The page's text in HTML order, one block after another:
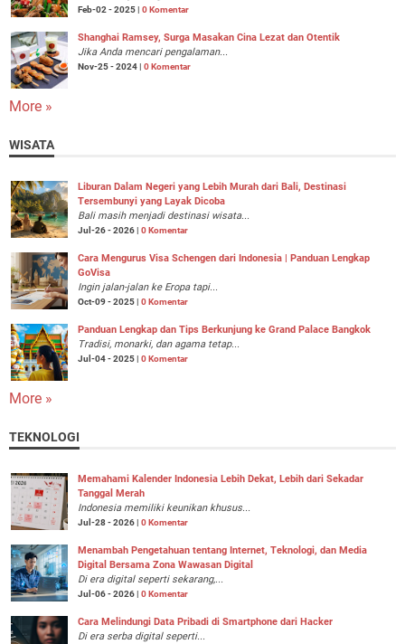
Feb-02 - 2025 | 0 Komentar
Shanghai Ramsey, Surga Masakan Cina Lezat dan Otentik
Jika Anda mencari pengalaman...
Nov-25 - 2024 | 0 Komentar
More »
WISATA
Liburan Dalam Negeri yang Lebih Murah dari Bali, Destinasi
Tersembunyi yang Layak Dicoba
Bali masih menjadi destinasi wisata...
Jul-26 - 2026 | 0 Komentar
Cara Mengurus Visa Schengen dari Indonesia | Panduan Lengkap
GoVisa
Ingin jalan-jalan ke Eropa tapi...
Oct-09 - 2025 | 0 Komentar
Panduan Lengkap dan Tips Berkunjung ke Grand Palace Bangkok
Tradisi, monarki, dan agama tetap...
Jul-04 - 2025 | 0 Komentar
More »
TEKNOLOGI
Memahami Kalender Indonesia Lebih Dekat, Lebih dari Sekadar
Tanggal Merah
Indonesia memiliki keunikan khusus...
Jul-28 - 2026 | 0 Komentar
Menambah Pengetahuan tentang Internet, Teknologi, dan Media
Digital Bersama Zona Wawasan Digital
Di era digital seperti sekarang,...
Jul-06 - 2026 | 0 Komentar
Cara Melindungi Data Pribadi di Smartphone dari Hacker
Di era serba digital seperti...